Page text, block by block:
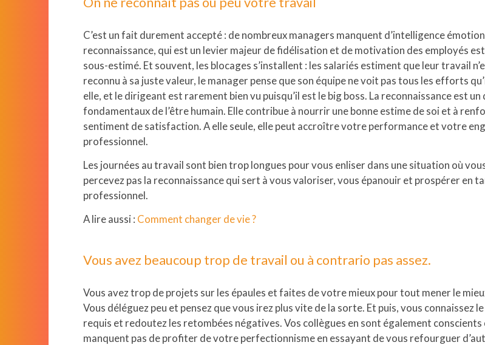
WebitechC’est un fait durement accepté : de nombreux managers manquent d’intelligence
reconnaissance, qui est un levier majeur de fidélisation et de motivation des employés
sous-estimé. Et souvent, les blocages s’installent : les salariés estiment que leur travail
reconnu à sa juste valeur, le manager pense que son équipe ne voit pas tous les efforts
elle, et le dirigeant est rarement bien vu puisqu’il est le big boss. La reconnaissance est un
fondamentaux de l’être humain. Elle contribue à nourrir une bonne estime de soi et à
sentiment de satisfaction. A elle seule, elle peut accroître votre performance et votre
professionnel.
Les journées au travail sont bien trop longues pour vous enliser dans une situation où
percevez pas la reconnaissance qui sert à vous valoriser, vous épanouir et prospérer en
professionnel.
A lire aussi : Comment changer de vie ?
Vous avez beaucoup trop de travail ou à contrario pas assez.
Vous avez trop de projets sur les épaules et faites de votre mieux pour tout mener le
Vous déléguez peu et pensez que vous irez plus vite de la sorte. Et puis, vous connaissez
requis et redoutez les retombées négatives. Vos collègues en sont également conscients
manquent pas de profiter de votre perfectionnisme en essayant de vous refourguer